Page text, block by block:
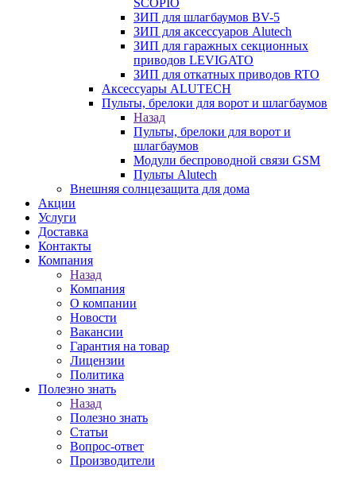
SCOPIO
ЗИП для шлагбаумов BV-5
ЗИП для аксессуаров Alutech
ЗИП для гаражных секционных
приводов LEVIGATO
ЗИП для откатных приводов RTO
Аксессуары ALUTECH
Пульты, брелоки для ворот и шлагбаумов
Назад
Пульты, брелоки для ворот и
шлагбаумов
Модули беспроводной связи GSM
Пульты Alutech
Внешняя солнцезащита для дома
Акции
Услуги
Доставка
Контакты
Компания
Назад
Компания
О компании
Новости
Вакансии
Гарантия на товар
Лицензии
Политика
Полезно знать
Назад
Полезно знать
Статьи
Вопрос-ответ
Производители